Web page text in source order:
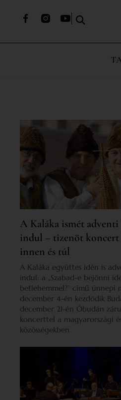
A Kaláka ismét
indul – tizenöt koncert
innen és túl
A Kaláka együttes idén is
indul: a „Szabad-e bejönni
betlehemmel?” című ünnepi
december 4-én kezdődik
december 21-én Óbudán
koncerttel a magyarországi
közösségekben.